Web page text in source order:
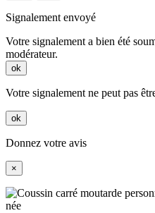
Signalement envoyé
Votre signalement a bien été
modérateur.
ok
Votre signalement ne peut pas
ok
Donnez votre avis
×